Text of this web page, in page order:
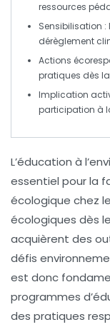
ressources
Sensibilisation :
dérèglement
Actions
pratiques dès la
Implication
participation à
L’éducation à
essentiel pour la
écologique chez
écologiques dès
acquièrent des
défis
est donc
programmes
des pratiques